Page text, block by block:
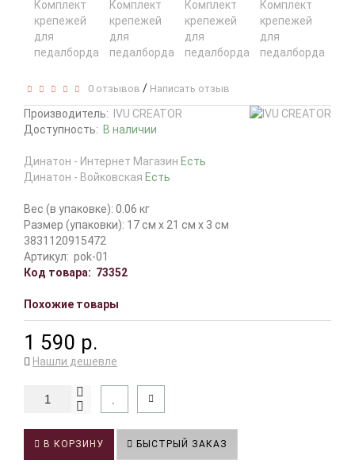
0 отзывов / Написать отзыв
Производитель:
IVU CREATOR
Доступность: В наличии
Динатон - Интернет Магазин Есть
Динатон - Войковская Есть
Вес (в упаковке): 0.06 кг
Размер (упаковки): 17 см x 21 см x 3 см
3831120915472
Артикул: pok-01
Код товара: 73352
Похожие товары
1 590 р.
Нашли дешевле
В КОРЗИНУ БЫСТРЫЙ ЗАКАЗ